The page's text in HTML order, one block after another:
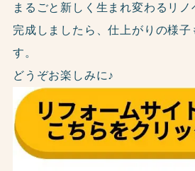
まるごと新しく生まれ変わるリノ
完成しましたら、仕上がりの様子
す。
どうぞお楽しみに♪